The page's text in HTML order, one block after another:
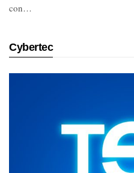
con…
Cybertec